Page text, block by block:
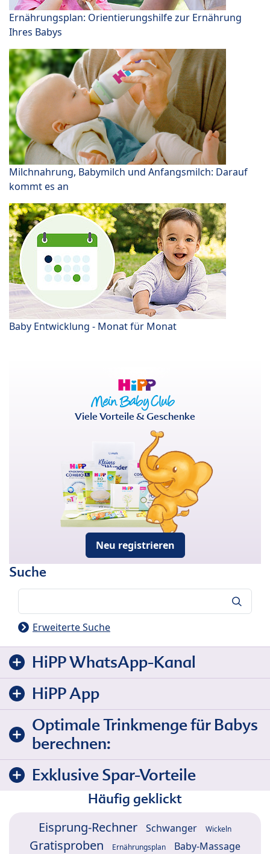
Ernährungsplan: Orientierungshilfe zur Ernährung
Ihres Babys
Milchnahrung, Babymilch und Anfangsmilch: Darauf
kommt es an
Baby Entwicklung - Monat für Monat
Viele Vorteile & Geschenke
Neu registrieren
Suche
Erweiterte Suche
HiPP WhatsApp-Kanal
HiPP App
Optimale Trinkmenge für Babys
berechnen:
Exklusive Spar-Vorteile
Häufig geklickt
Eisprung-Rechner Schwanger Wickeln
Gratisproben Ernährungsplan Baby-Massage